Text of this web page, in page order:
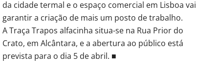
da cidade termal e o espaço comercial em Lisboa vai
garantir a criação de mais um posto de trabalho.
A Traça Trapos alfacinha situa-se na Rua Prior do
Crato, em Alcântara, e a abertura ao público está
prevista para o dia 5 de abril. ■